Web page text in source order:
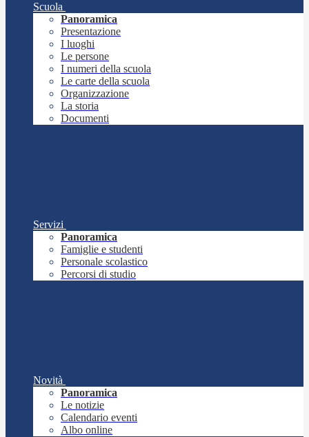
Scuola
Panoramica
Presentazione
I luoghi
Le persone
I numeri della scuola
Le carte della scuola
Organizzazione
La storia
Documenti
Servizi
Panoramica
Famiglie e studenti
Personale scolastico
Percorsi di studio
Novità
Panoramica
Le notizie
Calendario eventi
Albo online